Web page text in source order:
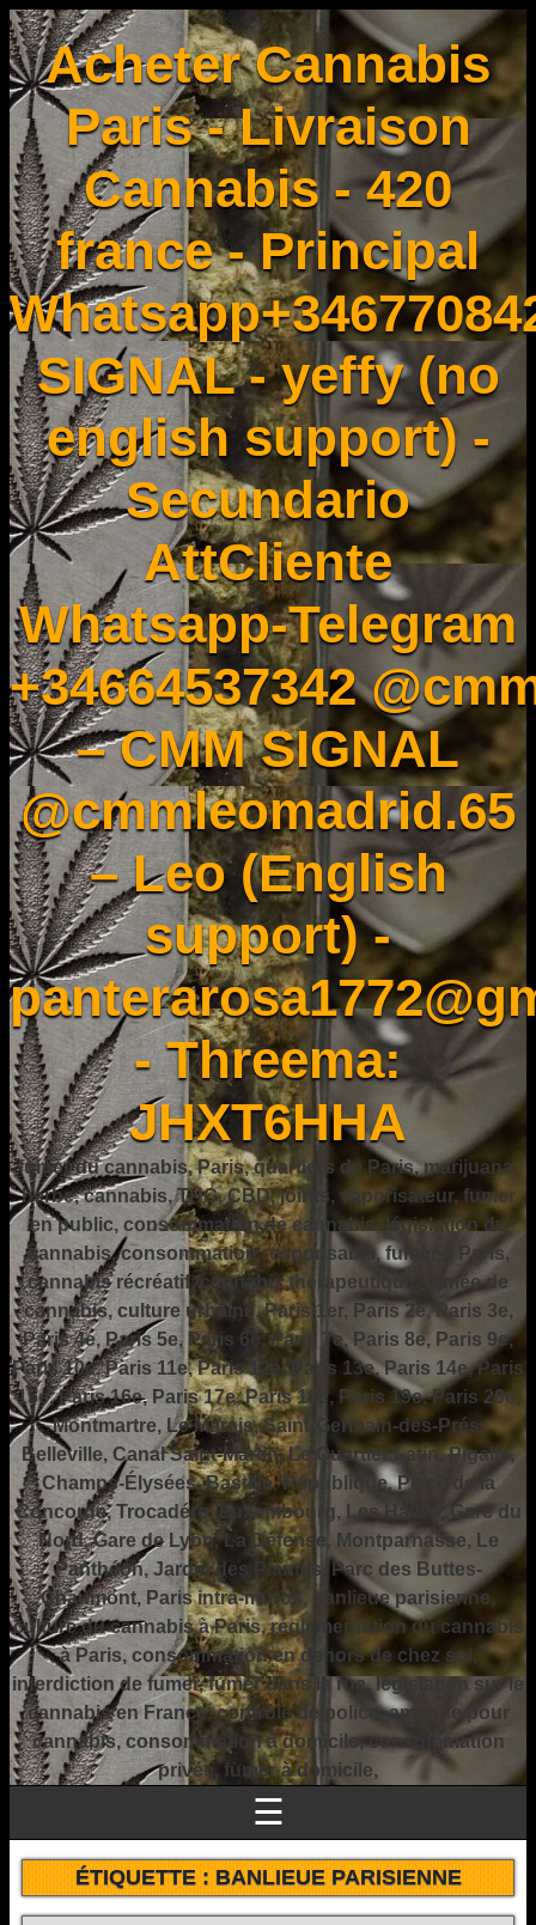
Acheter Cannabis
Paris - Livraison
Cannabis - 420
france - Principal
SIGNAL - yeffy (no
english support) -
Secundario
AttCliente
Whatsapp-Telegram
+34664537342
– CMM SIGNAL
@cmmleomadrid.65
– Leo (English
support) -
- Threema:
JHXT6HHA
fumer du cannabis, Paris, quartiers de Paris, marijuana,
herbe, cannabis, THC, CBD, joints, vaporisateur, fumer
en public, consommation de cannabis, législation du
cannabis, consommation responsable, fumer à Paris,
cannabis récréatif, cannabis thérapeutique, fumée de
cannabis, culture urbaine, Paris 1er, Paris 2e, Paris 3e,
Paris 4e, Paris 5e, Paris 6e, Paris 7e, Paris 8e, Paris 9e,
Paris 10e, Paris 11e, Paris 12e, Paris 13e, Paris 14e, Paris
15e, Paris 16e, Paris 17e, Paris 18e, Paris 19e, Paris 20e,
Montmartre, Le Marais, Saint-Germain-des-Prés,
Belleville, Canal Saint-Martin, Le Quartier Latin, Pigalle,
Champs-Élysées, Bastille, République, Place de la
Concorde, Trocadéro, Luxembourg, Les Halles, Gare du
Nord, Gare de Lyon, La Défense, Montparnasse, Le
Panthéon, Jardin des Plantes, Parc des Buttes-
Chaumont, Paris intra-muros, banlieue parisienne,
culture du cannabis à Paris, réglementation du cannabis
à Paris, consommation en dehors de chez soi,
interdiction de fumer, fumer dans la rue, législation sur le
cannabis en France, contrôle de police, amende pour
cannabis, consommation à domicile, consommation
privée, fumer à domicile,
☰
ÉTIQUETTE :BANLIEUE PARISIENNE